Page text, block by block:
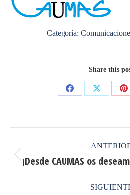
Categoría:
Share this
Share
Share
entre
publicaciones
¡Desde CAUMAS os